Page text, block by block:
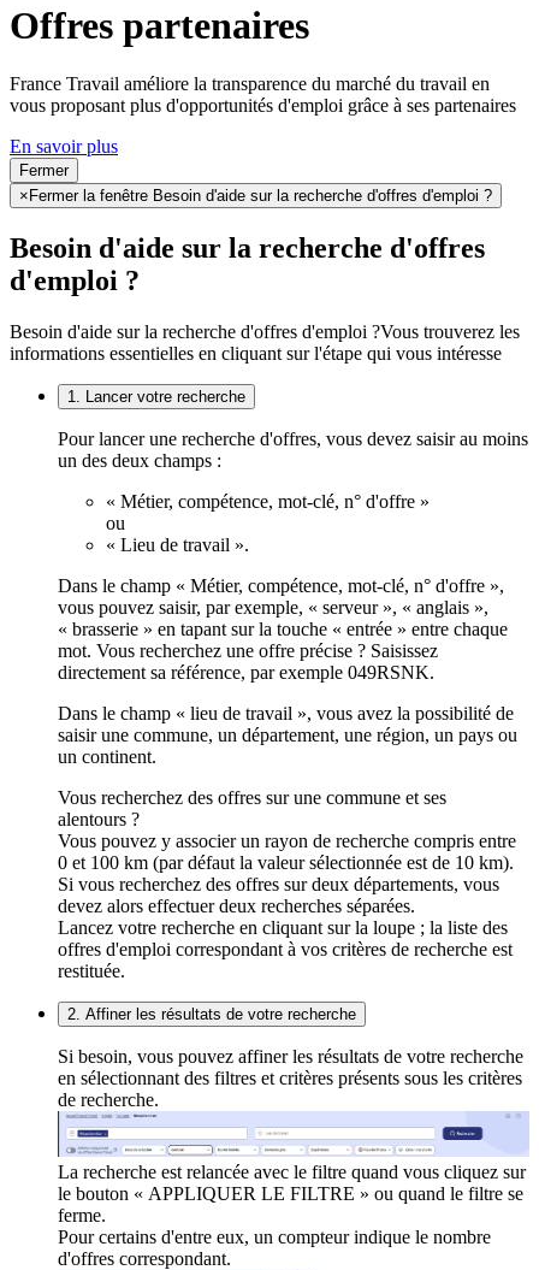
Offres partenaires
France Travail améliore la transparence du marché du travail en
vous proposant plus d'opportunités d'emploi grâce à ses partenaires
En savoir plus
Fermer
× Fermer la fenêtre Besoin d'aide sur la recherche d'offres d'emploi ?
Besoin d'aide sur la recherche d'offres
d'emploi ?
Besoin d'aide sur la recherche d'offres d'emploi ?Vous trouverez les
informations essentielles en cliquant sur l'étape qui vous intéresse
1. Lancer votre recherche
Pour lancer une recherche d'offres, vous devez saisir au moins
un des deux champs :
« Métier, compétence, mot-clé, n° d'offre »
ou
« Lieu de travail ».
Dans le champ « Métier, compétence, mot-clé, n° d'offre »,
vous pouvez saisir, par exemple, « serveur », « anglais »,
« brasserie » en tapant sur la touche « entrée » entre chaque
mot. Vous recherchez une offre précise ? Saisissez
directement sa référence, par exemple 049RSNK.
Dans le champ « lieu de travail », vous avez la possibilité de
saisir une commune, un département, une région, un pays ou
un continent.
Vous recherchez des offres sur une commune et ses
alentours ?
Vous pouvez y associer un rayon de recherche compris entre
0 et 100 km (par défaut la valeur sélectionnée est de 10 km).
Si vous recherchez des offres sur deux départements, vous
devez alors effectuer deux recherches séparées.
Lancez votre recherche en cliquant sur la loupe ; la liste des
offres d'emploi correspondant à vos critères de recherche est
restituée.
2. Affiner les résultats de votre recherche
Si besoin, vous pouvez affiner les résultats de votre recherche
en sélectionnant des filtres et critères présents sous les critères
de recherche.
La recherche est relancée avec le filtre quand vous cliquez sur
le bouton « APPLIQUER LE FILTRE » ou quand le filtre se
ferme.
Pour certains d'entre eux, un compteur indique le nombre
d'offres correspondant.